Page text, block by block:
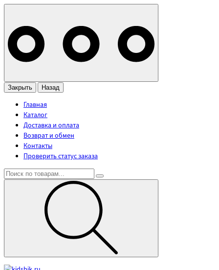
Закрыть Назад
Главная
Каталог
Доставка и оплата
Возврат и обмен
Контакты
Проверить статус заказа